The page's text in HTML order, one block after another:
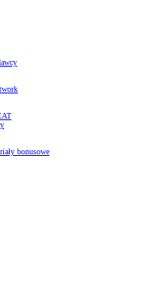
bonusowe